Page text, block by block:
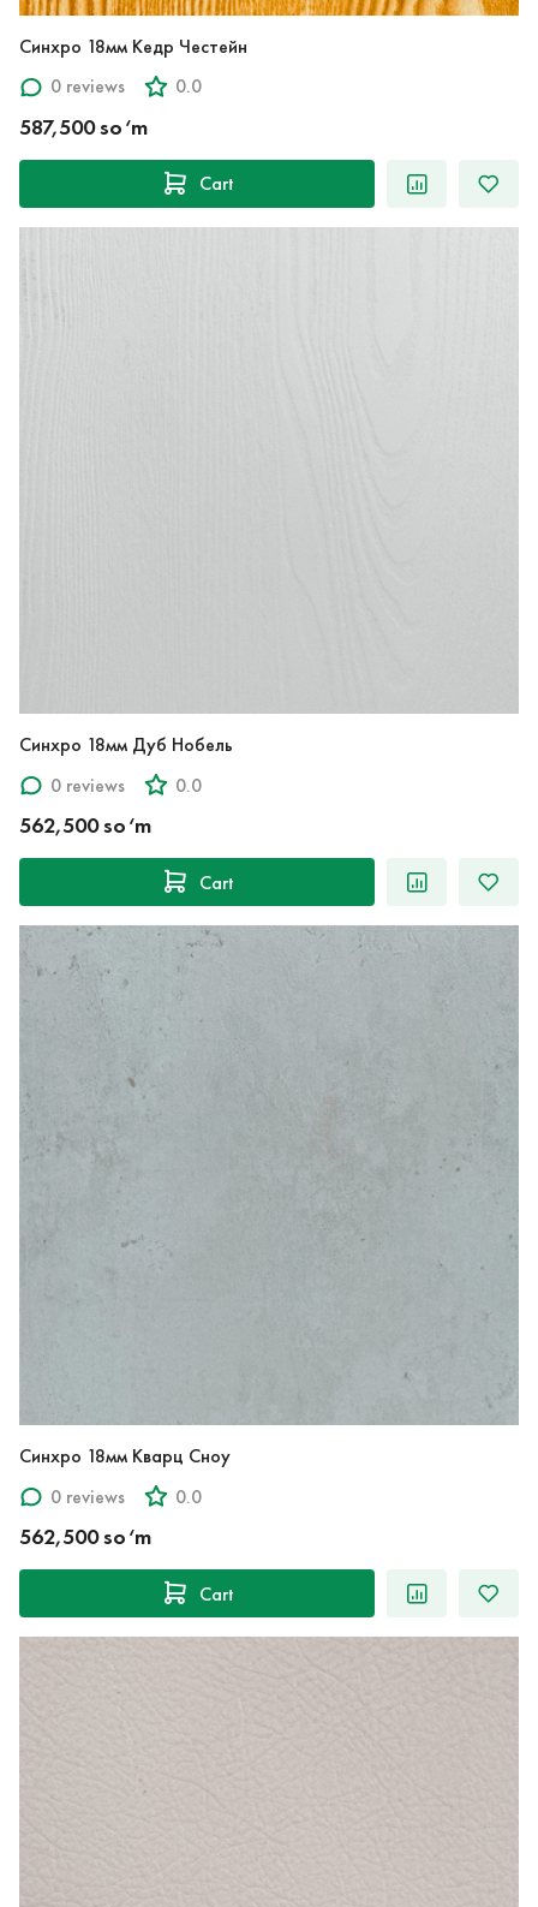
Синхро 18мм Кедр Честейн
0 reviews
0.0
587,500 so‘m
Cart
Синхро 18мм Дуб Нобель
0 reviews
0.0
562,500 so‘m
Cart
Синхро 18мм Кварц Сноу
0 reviews
0.0
562,500 so‘m
Cart